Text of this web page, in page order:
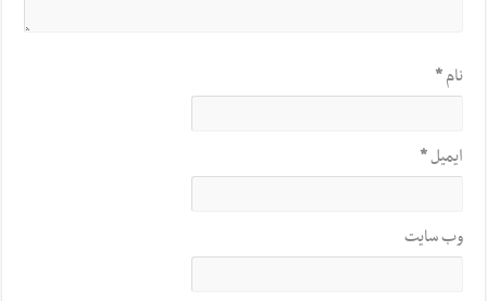
نام*
ایمیل*
وب‌ سایت